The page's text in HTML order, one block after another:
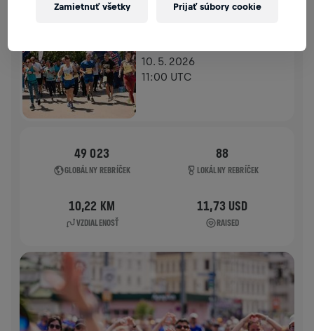
10. 5. 2026
11:00 UTC
49 023
GLOBÁLNY REBRÍČEK
88
LOKÁLNY REBRÍČEK
10,22 KM
VZDIALENOSŤ
11,73 USD
RAISED
Zamietnuť všetky Prijať súbory cookie